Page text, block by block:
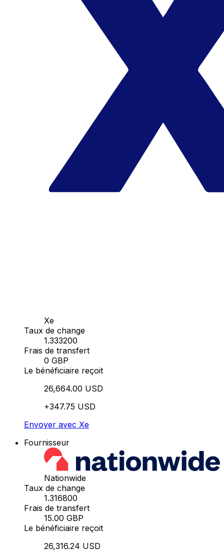
Xe
Taux de change
1.333200
Frais de transfert
0 GBP
Le bénéficiaire reçoit
26,664.00 USD
+347.75 USD
Envoyer avec Xe
Fournisseur
Nationwide
Taux de change
1.316800
Frais de transfert
15.00 GBP
Le bénéficiaire reçoit
26,316.24 USD